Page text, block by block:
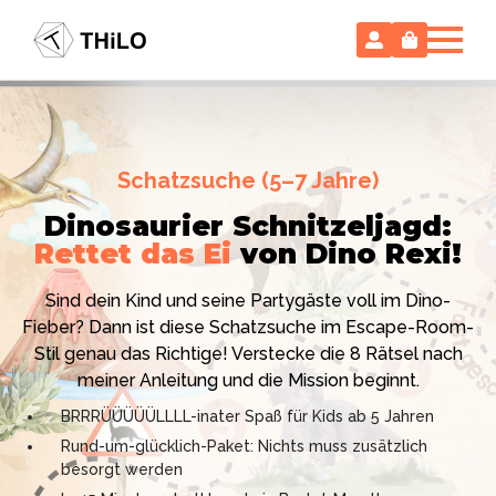
Hollywood-Action im
Kinderzimmer – ohne
Vorbereitungsstress!
Ich bin THiLO, "Dein SPIEGEL"-Bestseller-Autor und
TV-Profi (ZDF "1, 2 oder 3"). Entdecke jetzt meine
Schatzsuchen und Escape Rooms zum Sofort-
Download. Und natürlich meine Ebooks.
Schatzsuche (5–7 Jahre)
Dinosaurier Schnitzeljagd:
Rettet das Ei von Dino Rexi!
Sind dein Kind und seine Partygäste voll im Dino-
Fieber? Dann ist diese Schatzsuche im Escape-Room-
Stil genau das Richtige! Verstecke die 8 Rätsel nach
meiner Anleitung und die Mission beginnt.
BRRRÜÜÜÜÜLLLL-inater Spaß für Kids ab 5 Jahren
Rund-um-glücklich-Paket: Nichts muss zusätzlich
besorgt werden
Escape Room (ab 8 oder 12 Jahre)
Locked-up Agents: Im Labor
des Virologen
Das gab es noch nie: Verwandele dein Zuhause in ein
High-Tech Labor! Unser 24-seitiges PDF enthält alles:
Mission, Agentenausweise, Rätsel und Requisiten.
Knackt den Fall in 90 Minuten!
Kniffliger Rätselspaß für 2 bis 6 Spieler (8 - 11 oder 12–
99 Jahre)
Professionelles PDF: Agentenausweise & Schilder
inklusive